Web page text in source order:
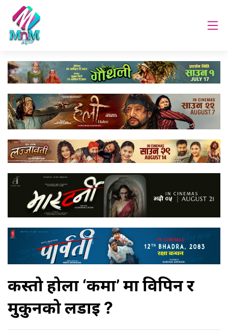
कस्तो होला ‘कर्मा’ मा विपिन र
मुकुनको लडाई ?